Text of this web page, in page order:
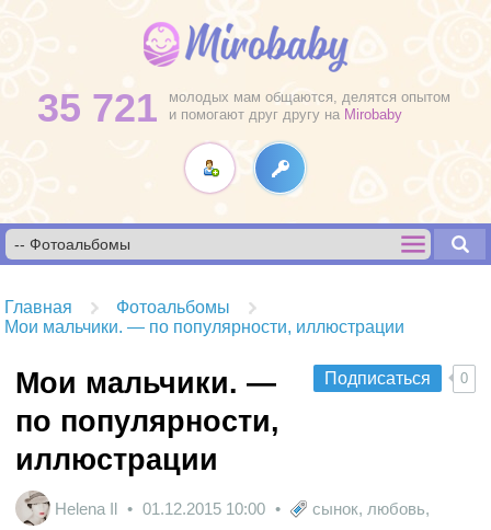
35 721
молодых мам общаются, делятся опытом
и помогают друг другу на Mirobaby
Главная
Фотоальбомы
Мои мальчики. — по популярности, иллюстрации
Подписаться 0
Мои мальчики. —
по популярности,
иллюстрации
Helena Il 01.12.2015 10:00 сынок, любовь,